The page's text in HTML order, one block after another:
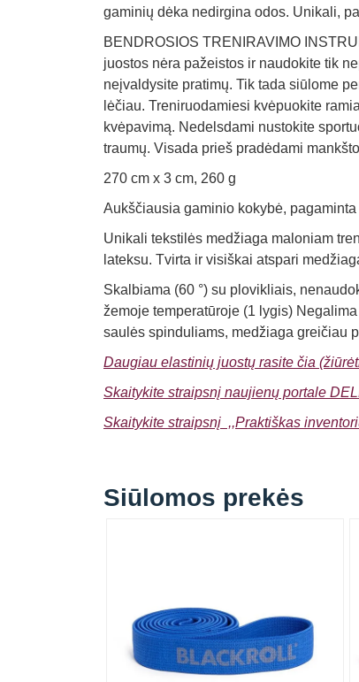
gaminių dėka nedirgina odos. Unikali,
BENDROSIOS TRENIRAVIMO
juostos nėra pažeistos ir naudokite tik
neįvaldysite pratimų. Tik tada siūlome
lėčiau. Treniruodamiesi kvėpuokite
kvėpavimą. Nedelsdami nustokite
traumų. Visada prieš pradėdami
270 cm x 3 cm, 260 g
Aukščiausia gaminio kokybė,
Unikali tekstilės medžiaga maloniam
lateksu. Tvirta ir visiškai atspari
Skalbiama (60 °) su plovikliais, n
žemoje temperatūroje (1 lygis)
saulės spinduliams, medžiaga greičiau
Daugiau elastinių juostų rasite čia
Skaitykite straipsnį naujienų portale
Skaitykite straipsnį ,,Praktiškas
Siūlomos prekės